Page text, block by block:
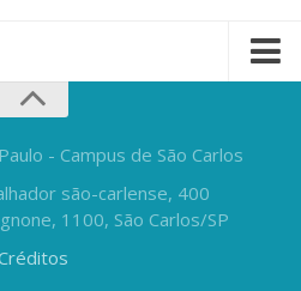
- Campus de São Carlos
são-carlense, 400
1100, São Carlos/SP